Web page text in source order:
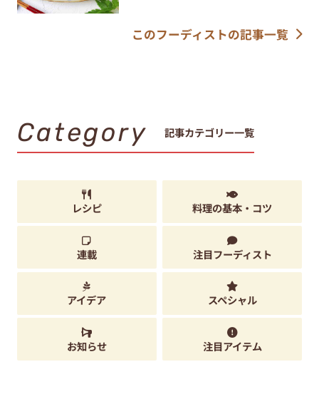
このフーディストの記事一覧
Category 記事カテゴリー一覧
レシピ 料理の基本・コツ
連載 注目フーディスト
アイデア スペシャル
お知らせ 注目アイテム